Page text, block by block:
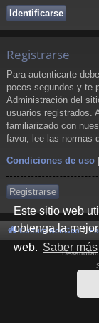
Este sitio web
obtenga la
web. Saber más
Registrarse
Para autenticarte
pocos segundos y te
Administración del
usuarios registrados.
familiarizado con
favor, lee las normas
Condiciones de uso
Registrarse
Cultura NeoGeo